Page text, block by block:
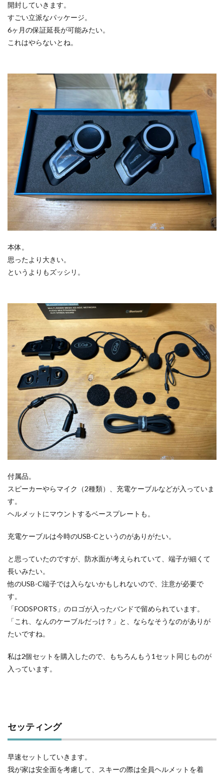
開封していきます。
すごい立派なパッケージ。
6ヶ月の保証延長が可能みたい。
これはやらないとね。
本体。
思ったより大きい。
というよりもズッシリ。
付属品。
スピーカーやらマイク（2種類）、充電ケーブルなどが入っていま
す。
ヘルメットにマウントするベースプレートも。
充電ケーブルは今時のUSB-Cというのがありがたい。
と思っていたのですが、防水面が考えられていて、端子が細くて
長いみたい。
他のUSB-C端子では入らないかもしれないので、注意が必要で
す。
「FODSPORTS」のロゴが入ったバンドで留められています。
「これ、なんのケーブルだっけ？」と、ならなそうなのがありが
たいですね。
私は2個セットを購入したので、もちろんもう1セット同じものが
入っています。
セッティング
早速セットしていきます。
我が家は安全面を考慮して、スキーの際は全員ヘルメットを着